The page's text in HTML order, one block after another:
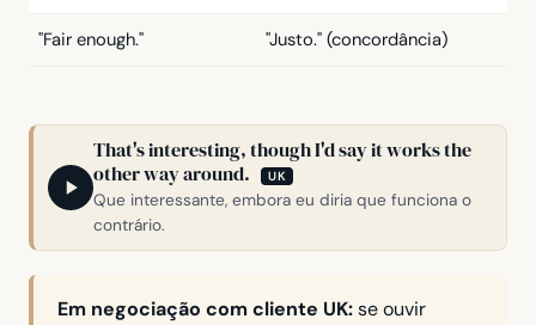
"Fair enough." "Justo." (concordância)
That's interesting, though I'd say it works the
other way around.
UK
Que interessante, embora eu diria que funciona o
contrário.
Em negociação com cliente UK:se ouvir